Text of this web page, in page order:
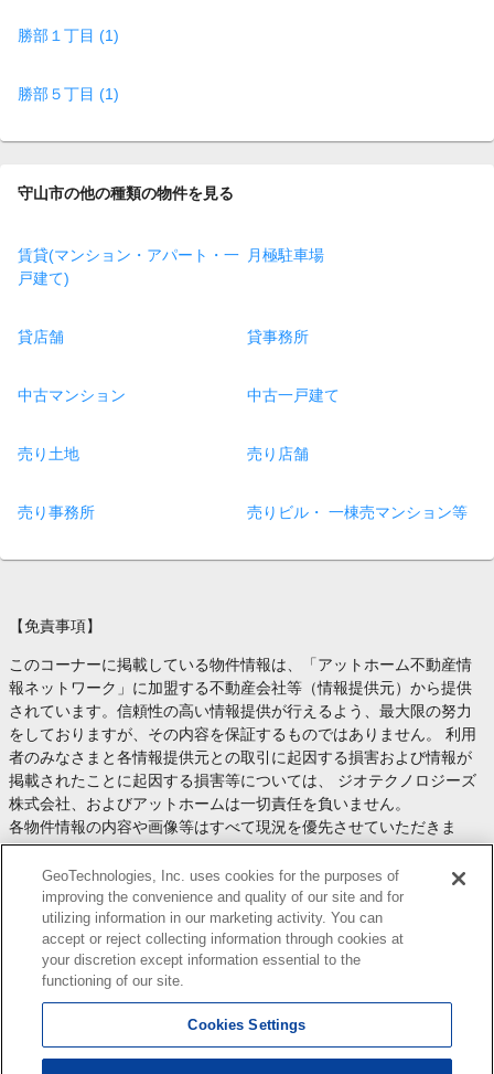
勝部１丁目 (1)
勝部５丁目 (1)
守山市の他の種類の物件を見る
賃貸(マンション・アパート・一
戸建て)
月極駐車場
貸店舗 貸事務所
中古マンション 中古一戸建て
売り土地 売り店舗
売り事務所 売りビル・ 一棟売マンション等
【免責事項】
このコーナーに掲載している物件情報は、「アットホーム不動産情
報ネットワーク」に加盟する不動産会社等（情報提供元）から提供
されています。信頼性の高い情報提供が行えるよう、最大限の努力
をしておりますが、その内容を保証するものではありません。 利用
者のみなさまと各情報提供元との取引に起因する損害および情報が
掲載されたことに起因する損害等については、 ジオテクノロジーズ
株式会社、およびアットホームは一切責任を負いません。
各物件情報の内容や画像等はすべて現況を優先させていただきま
す。
お取引等（お取引の準備、資金調達等を含みます）の際には、内容
や契約条件等について、 各情報提供元より十分な説明を受け、ご自
身でご確認の上、判断してください。
このコーナーへの物件情報のご掲載、その他不動産業務ソリューシ
ョン等についての不動産会社様のお問合せはこちら
します。
GeoTechnologies, Inc. uses cookies for the purposes of
improving the convenience and quality of our site and for
utilizing information in our marketing activity. You can
accept or reject collecting information through cookies at
your discretion except information essential to the
functioning of our site.
Cookies Settings